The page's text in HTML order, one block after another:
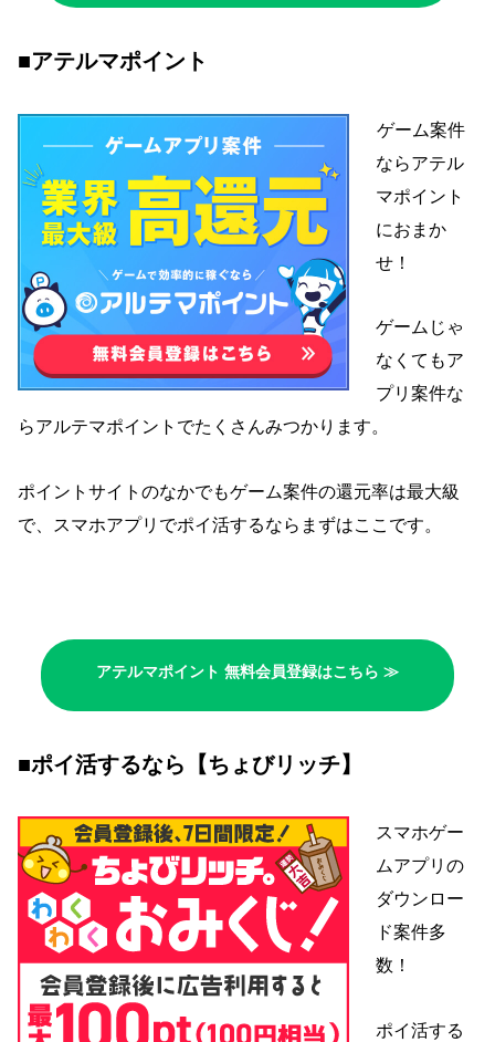
■アテルマポイント
ゲーム案件
ならアテル
マポイント
におまか
せ！
ゲームじゃ
なくてもア
プリ案件な
らアルテマポイントでたくさんみつかります。
ポイントサイトのなかでもゲーム案件の還元率は最大級
で、スマホアプリでポイ活するならまずはここです。
アテルマポイント 無料会員登録はこちら ≫
■ポイ活するなら【ちょびリッチ】
スマホゲー
ムアプリの
ダウンロー
ド案件多
数！
ポイ活する